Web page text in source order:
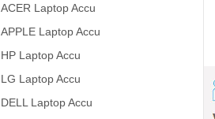
ACER Laptop Accu
APPLE Laptop Accu
HP Laptop Accu
LG Laptop Accu
DELL Laptop Accu